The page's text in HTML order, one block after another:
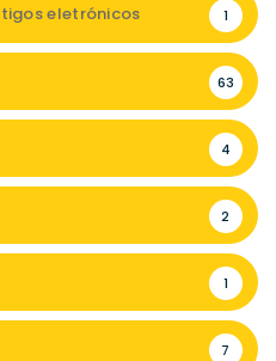
eletrónicos 1
63
4
2
1
7